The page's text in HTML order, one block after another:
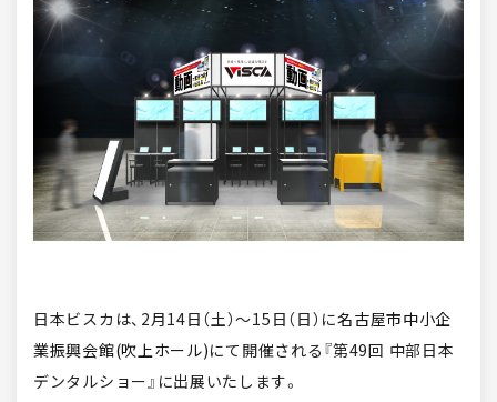
日本ビスカは、2月14日（土）～15日（日）に名古屋市中小企
業振興会館(吹上ホール)にて開催される『第49回 中部日本
デンタルショー』に出展いたします。